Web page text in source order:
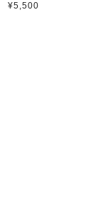
¥5,500